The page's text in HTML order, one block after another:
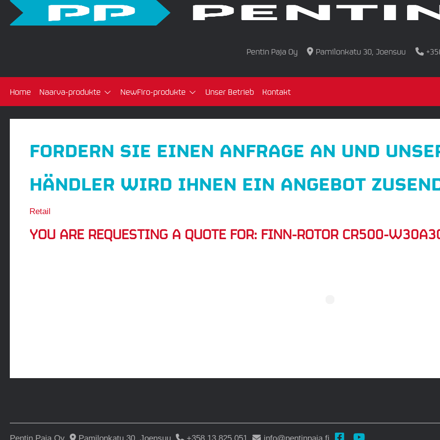
Pentin Paja Oy Pamilonkatu 30, Joensuu
Home Naarva-produkte NewFiro-produkte Unser Betrieb Kontakt
FORDERN SIE EINEN ANFRAGE AN UND
HÄNDLER WIRD IHNEN EIN ANGEBOT
Retail
YOU ARE REQUESTING A QUOTE FOR: FINN-ROTOR CR500-
Pentin Paja Oy Pamilonkatu 30, Joensuu +358 13 825 051 info@pentinpaja.fi